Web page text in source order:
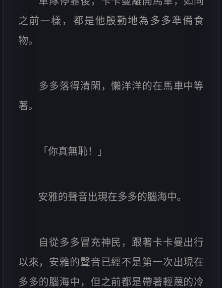
之前一樣，都是他殷勤地為多多準備食
物。
多多落得清閑，懶洋洋的在馬車中等
著。
「你真無恥！」
安雅的聲音出現在多多的腦海中。
自從多多冒充神民，跟著卡卡曼出行
以來，安雅的聲音已經不是第一次出現在
多多的腦海中，但之前都是帶著輕蔑的冷